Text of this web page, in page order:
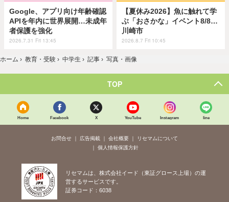
Google、アプリ向け年齢確認
APIを年内に世界展開…未成年
者保護を強化
2026.7.31 Fri 13:45
【夏休み2026】魚に触れて学
ぶ「おさかな」イベント8/8…
川崎市
2026.8.7 Fri 10:45
ホーム › 教育・受験 › 中学生 › 記事 › 写真・画像
TOP
Home Facebook X YouTube Instagram line
お問合せ 広告掲載 会社概要
リセマムについて
個人情報保護方針
リセマムは、株式会社イード（東証グロース上場）の運
営するサービスです。
証券コード：6038